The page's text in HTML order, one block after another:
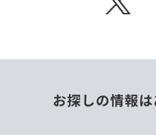
お探しの情報